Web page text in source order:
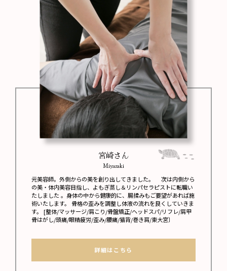
宮崎さん
Miyazaki
元美容師。外側からの美を創り出してきました。 次は内側から
の美・体内美容目指し、よもぎ蒸し＆リンパセラピストに転職い
たしました 。身体の中から健康的に、腸揉みもご要望があれば施
術いたします。 骨格の歪みを調整し体液の流れを良くしていきま
す。 [整体/マッサージ/肩こり/骨盤矯正/ヘッドスパ/リフレ/肩甲
骨はがし/頭痛/眼精疲労/歪み/腰痛/猫背/巻き肩/東大宮〕
詳細はこちら